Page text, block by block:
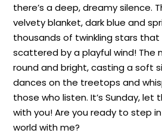
there’s a deep, dreamy silence.
velvety blanket, dark blue and
thousands of twinkling stars that
scattered by a playful wind! The
round and bright, casting a soft
dances on the treetops and
those who listen. It’s Sunday, let
with you! Are you ready to step
world with me?